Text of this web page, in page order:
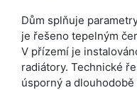
Dům splňuje
je řešeno tepelným
V přízemí je
radiátory. Technické
úsporný a